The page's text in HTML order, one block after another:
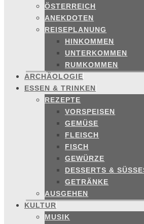
ÖSTERREICH
ANEKDOTEN
REISEPLANUNG
HINKOMMEN
UNTERKOMMEN
RUMKOMMEN
ARCHÄOLOGIE
ESSEN & TRINKEN
REZEPTE
VORSPEISEN
GEMÜSE
FLEISCH
FISCH
GEWÜRZE
DESSERTS & SÜSSES
GETRÄNKE
AUSGEHEN
KULTUR
MUSIK